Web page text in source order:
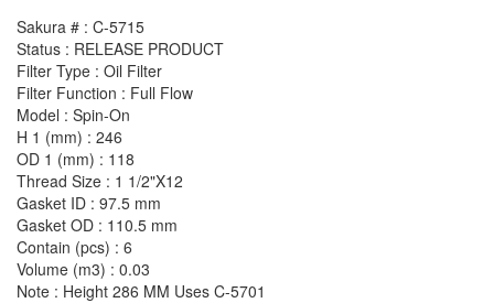
Sakura # : C-5715
Status : RELEASE PRODUCT
Filter Type : Oil Filter
Filter Function : Full Flow
Model : Spin-On
H 1 (mm) : 246
OD 1 (mm) : 118
Thread Size : 1 1/2"X12
Gasket ID : 97.5 mm
Gasket OD : 110.5 mm
Contain (pcs) : 6
Volume (m3) : 0.03
Note : Height 286 MM Uses C-5701